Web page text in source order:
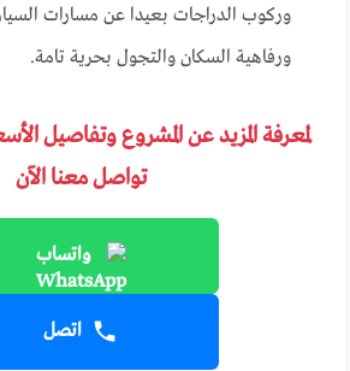
وركوب الدراجات بعيدا عن مسارات
ورفاهية السكان والتجول بحرية تامة.
لمعرفة المزيد عن المشروع وتفاصيل
تواصل معنا الآن
واتساب
اتصل